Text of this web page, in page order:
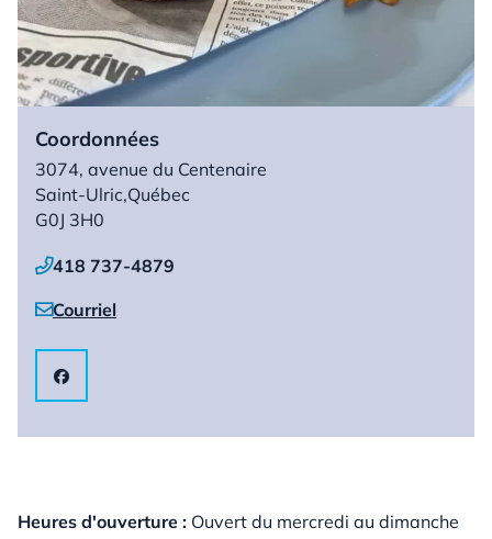
Coordonnées
3074, avenue du Centenaire
Saint-Ulric,Québec
G0J 3H0
418 737-4879
Courriel

Heures d'ouverture : Ouvert du mercredi au dimanche